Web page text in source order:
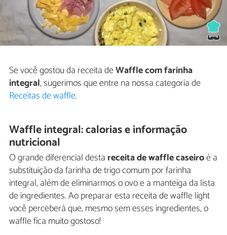
Se você gostou da receita deWaffle com farinha
integral, sugerimos que entre na nossa categoria de
Receitas de waffle.
Waffle integral: calorias e informação
nutricional
O grande diferencial desta receita de waffle caseiroé a
substituição da farinha de trigo comum por farinha
integral, além de eliminarmos o ovo e a manteiga da lista
de ingredientes. Ao preparar esta receita de waffle light
você perceberá que, mesmo sem esses ingredientes, o
waffle fica muito gostoso!